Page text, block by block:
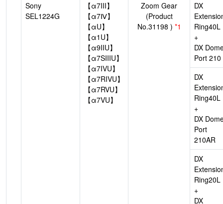
Sony
SEL1224G
【α7III】
【α7Ⅳ】
【αU】
【α1U】
【α9IIU】
【α7SIIIU】
【α7IVU】
【α7RIVU】
【α7RVU】
【α7VU】
Zoom Gear
(Product
No.31198 ) *1
DX
Ring40L
+
DX
Port 210
DX
Ring40L
+
DX
Port
210AR
DX
Ring20L
+
DX